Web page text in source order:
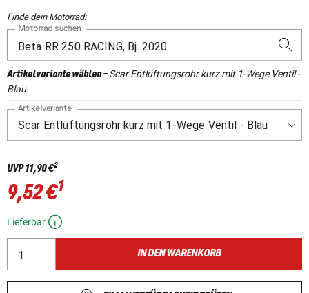
Finde dein Motorrad:
Motorrad suchen
Artikelvariante wählen-Scar Entlüftungsrohr kurz mit 1-Wege Ventil -
Blau
Artikelvariante
UVP11,90 €2
9,52 €1
Lieferbar
IN DEN WARENKORB